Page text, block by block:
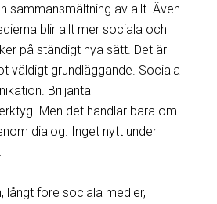
sammansmältning av allt. Även
blir allt mer sociala och
på ständigt nya sätt. Det är
väldigt grundläggande. Sociala
Briljanta
Men det handlar bara om
dialog. Inget nytt under
långt före sociala medier,